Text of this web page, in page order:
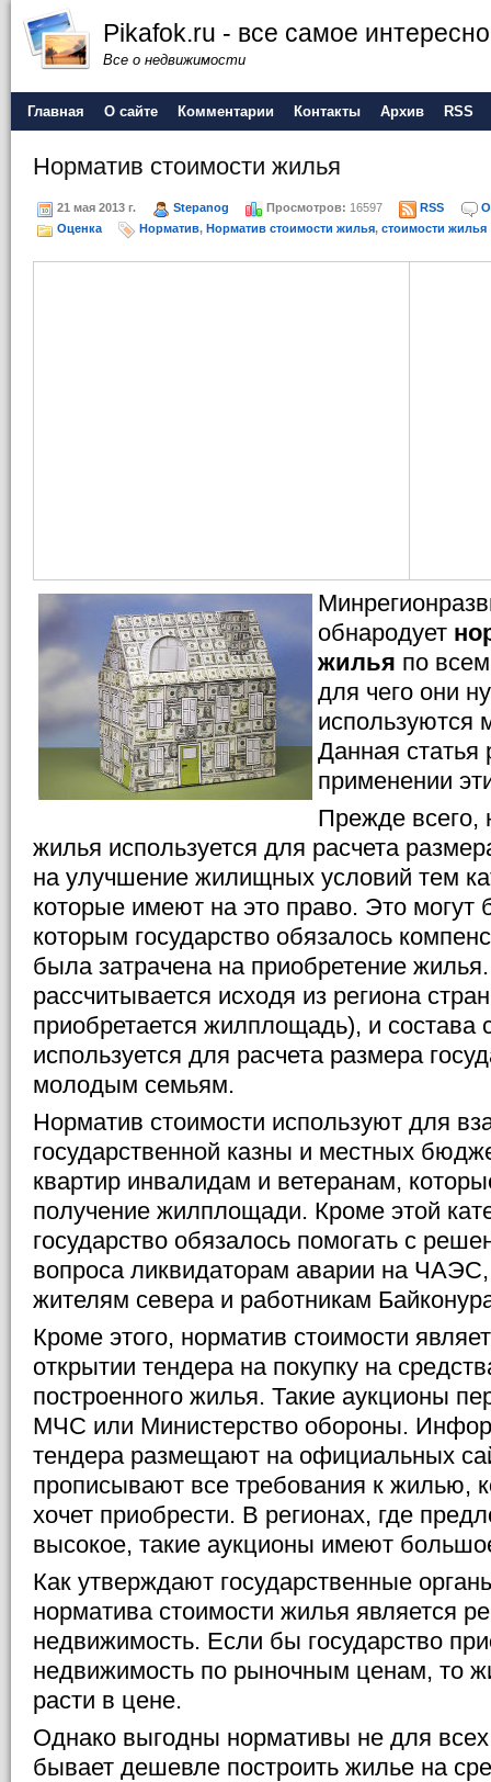
Pikafok.ru - все самое
Все о недвижимости
Главная О сайте Комментарии Контакты Архив RSS
Норматив стоимости жилья
21 мая 2013 г. Stepanog Просмотров: 16597 RSS
Оценка
Норматив, Норматив стоимости жилья, стоимости жилья
обнародует
жилья по
для чего они
используются
Данная статья
применении
Прежде всего,
жилья используется для расчета
на улучшение жилищных условий тем
которые имеют на это право. Это
которым государство обязалось
была затрачена на приобретение
рассчитывается исходя из региона
приобретается жилплощадь), и состава
используется для расчета размера
молодым семьям.
Норматив стоимости используют для
государственной казны и местных
квартир инвалидам и ветеранам,
получение жилплощади. Кроме этой
государство обязалось помогать с
вопроса ликвидаторам аварии на
жителям севера и работникам
Кроме этого, норматив стоимости
открытии тендера на покупку на
построенного жилья. Такие аукционы
МЧС или Министерство обороны.
тендера размещают на официальных
прописывают все требования к жилью,
хочет приобрести. В регионах, где
высокое, такие аукционы имеют
Как утверждают государственные
норматива стоимости жилья является
недвижимость. Если бы государство
недвижимость по рыночным ценам, то
расти в цене.
Однако выгодны нормативы не для всех
бывает дешевле построить жилье на